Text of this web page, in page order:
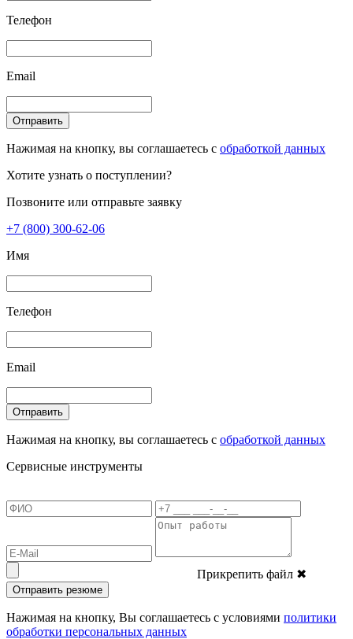
Телефон
Email
Отправить
Нажимая на кнопку, вы соглашаетесь с обработкой данных
Хотите узнать о поступлении?
Позвоните или отправьте заявку
+7 (800) 300-62-06
Имя
Телефон
Email
Отправить
Нажимая на кнопку, вы соглашаетесь с обработкой данных
Сервисные инструменты
Прикрепить файл ✖
Отправить резюме
Нажимая на кнопку, Вы соглашаетесь с условиями политики
обработки персональных данных